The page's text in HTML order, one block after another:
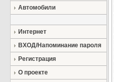
Автомобили
Интернет
ВХОД/Напоминание пароля
Регистрация
О проекте